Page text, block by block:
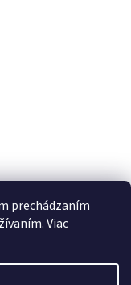
prechádzaním
Viac